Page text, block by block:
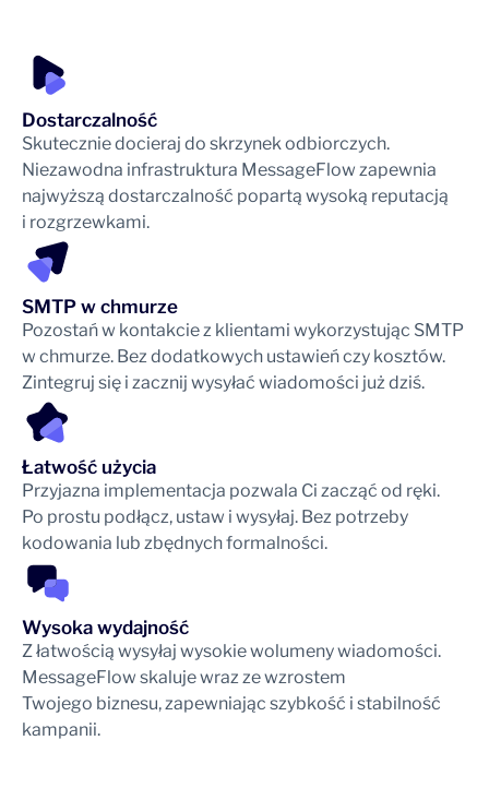
Dostarczalność
Skutecznie docieraj do skrzynek odbiorczych.
Niezawodna infrastruktura MessageFlow zapewnia
najwyższą dostarczalność popartą wysoką reputacją
i rozgrzewkami.
SMTP w chmurze
Pozostań w kontakcie z klientami wykorzystując SMTP
w chmurze. Bez dodatkowych ustawień czy kosztów.
Zintegruj się i zacznij wysyłać wiadomości już dziś.
Łatwość użycia
Przyjazna implementacja pozwala Ci zacząć od ręki.
Po prostu podłącz, ustaw i wysyłaj. Bez potrzeby
kodowania lub zbędnych formalności.
Wysoka wydajność
Z łatwością wysyłaj wysokie wolumeny wiadomości.
MessageFlow skaluje wraz ze wzrostem
Twojego biznesu, zapewniając szybkość i stabilność
kampanii.